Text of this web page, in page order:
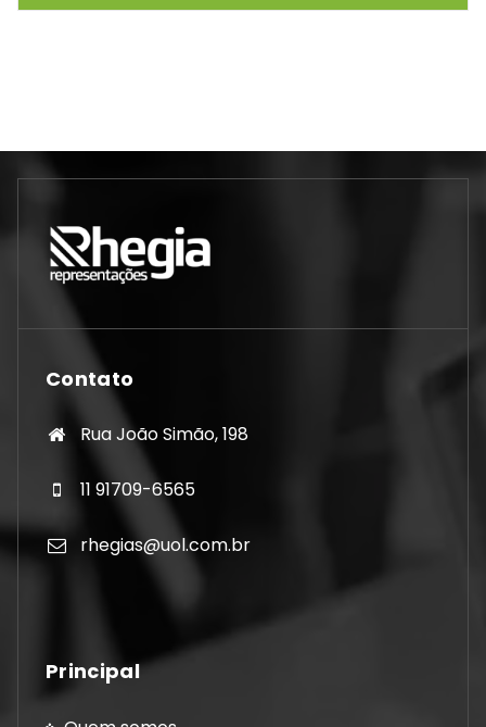
Contato
Rua João Simão, 198
11 91709-6565
rhegias@uol.com.br
Principal